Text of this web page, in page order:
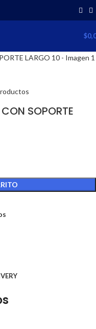
$
SOPORTE